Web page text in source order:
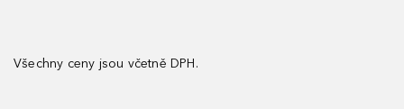
Všechny ceny jsou včetně DPH.